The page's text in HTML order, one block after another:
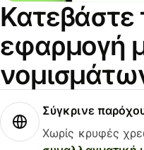
εφαρμογή
Σύγκρινε
Χωρίς κρυφές